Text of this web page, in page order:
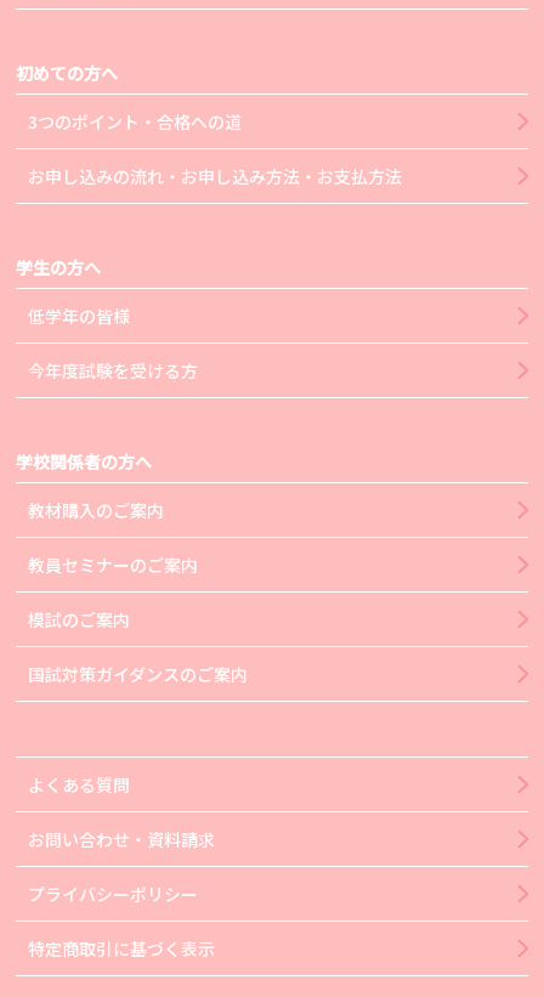
初めての方へ
3つのポイント・合格への道
お申し込みの流れ・お申し込み方法・お支払方法
学生の方へ
低学年の皆様
今年度試験を受ける方
学校関係者の方へ
教材購入のご案内
教員セミナーのご案内
模試のご案内
国試対策ガイダンスのご案内
よくある質問
お問い合わせ・資料請求
プライバシーポリシー
特定商取引に基づく表示